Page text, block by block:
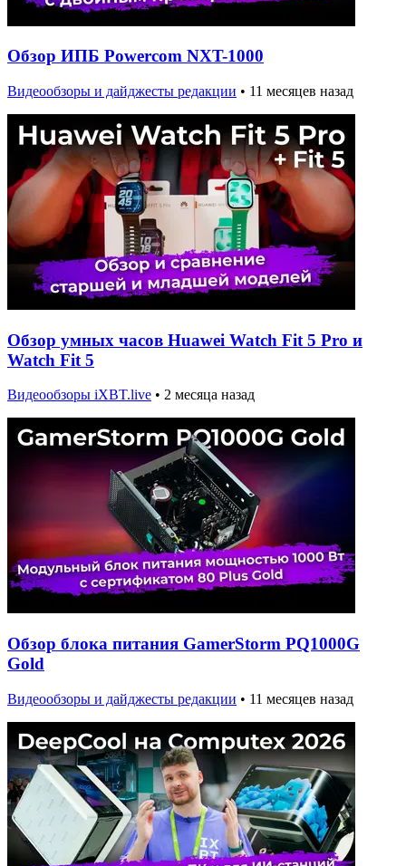
Обзор ИПБ Powercom NXT-1000
Видеообзоры и дайджесты редакции • 11 месяцев назад
Обзор умных часов Huawei Watch Fit 5 Pro и
Watch Fit 5
Видеообзоры iXBT.live • 2 месяца назад
Обзор блока питания GamerStorm PQ1000G
Gold
Видеообзоры и дайджесты редакции • 11 месяцев назад